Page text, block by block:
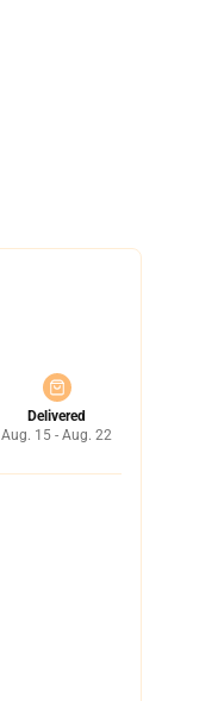
Delivered
Aug. 15 - Aug. 22